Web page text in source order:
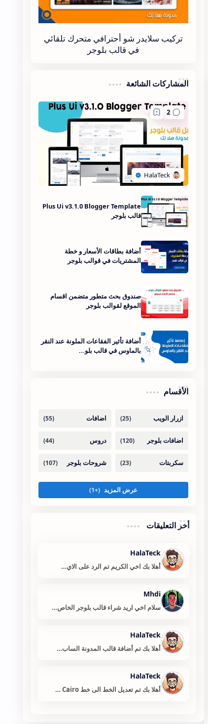
تركيب سلايدر شو أحترافي متحرك تلقائي
في قالب بلوجر
المشاركات الشائعة
Plus Ui v3.1.0 Blogger Template
قالب بلوجر
أضافة بطاقات الأسعار و خطة
المشتريات في قوالب بلوجر
صندوق بحث متطور متضمن اقسام
الموقع لقوالب بلوجر
أضافة تأثير الفقاعات الملونة عند النقر
بالماوس في قالب بلو...
الأقسام
أخر التعليقات
HalaTeck
أهلا بك اخي الكريم تم الرد على الاي…
Mhdi
سلام اخي اريد شراء قالب بلوجر الخاص…
HalaTeck
أهلا بك تم أضافة قالب المدونة الساب…
HalaTeck
أهلا بك تم تعديل الخط الى خط Cairo …